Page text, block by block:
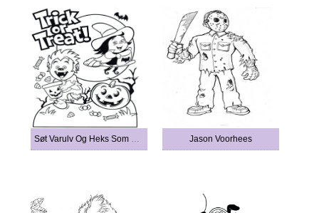
Søt Varulv Og Heks Som Leker Ugagn Jason Voorhees